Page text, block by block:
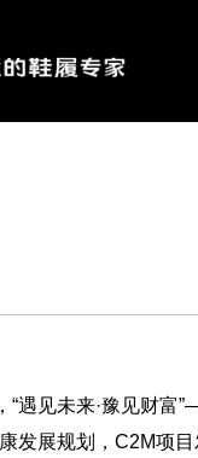
“遇见未来·豫见财富
发展规划，C2M项目